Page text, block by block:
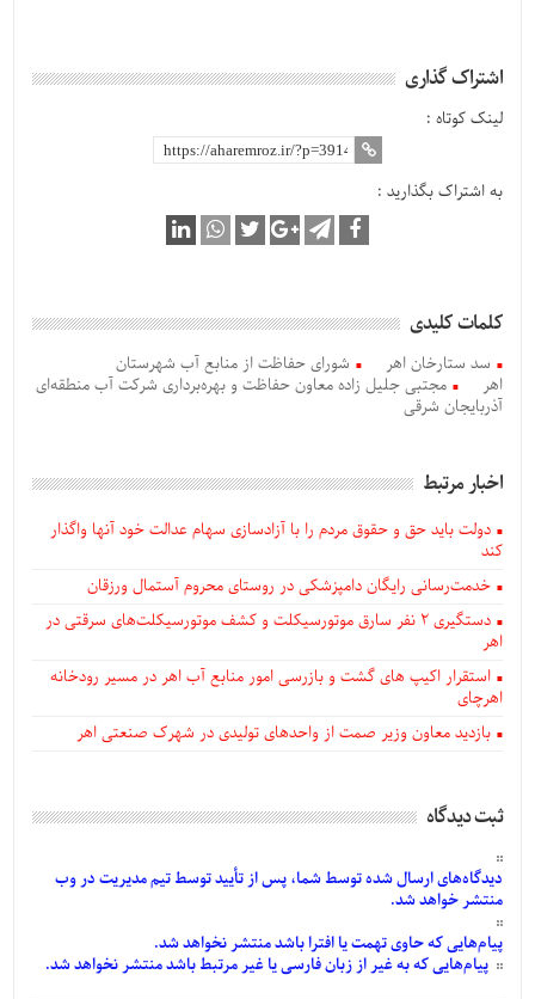
اشتراک گذاری
لینک کوتاه :
به اشتراک بگذارید :
کلمات کلیدی
سد ستارخان اهر
شورای حفاظت از منابع آب شهرستان
اهر
مجتبی جلیل زاده معاون حفاظت و بهره‌برداری شرکت آب منطقه‌ای
آذربایجان شرقی
اخبار مرتبط
دولت باید حق و حقوق مردم را با آزادسازی سهام عدالت خود آنها واگذار
کند
خدمت‌رسانی رایگان دامپزشکی در روستای محروم آستمال ورزقان
دستگيری ۲ نفر سارق موتورسیکلت و کشف موتورسیکلت‌های سرقتی در
اهر
استقرار اکیپ های گشت و بازرسی امور منابع آب اهر در مسیر رودخانه
اهرچای
بازدید معاون وزیر صمت از واحدهای تولیدی در شهرک صنعتی اهر
ثبت دیدگاه
دیدگاه‌هایارسالشدهتوسط شما، پس ازتأییدتوسط تیم مدیریت در وب
منتشر خواهد شد.
پیام‌هاییکه حاوی تهمت یا افترا باشد منتشر نخواهد شد.
پیام‌هاییکه به غیر از زبان فارسی یا غیر مرتبط باشد منتشر نخواهد شد.